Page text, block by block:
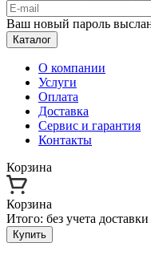
Ваш новый пароль
Каталог
О компании
Услуги
Оплата
Доставка
Сервис и гарантия
Контакты
Корзина
Корзина
Итого: без учета доставки
Купить